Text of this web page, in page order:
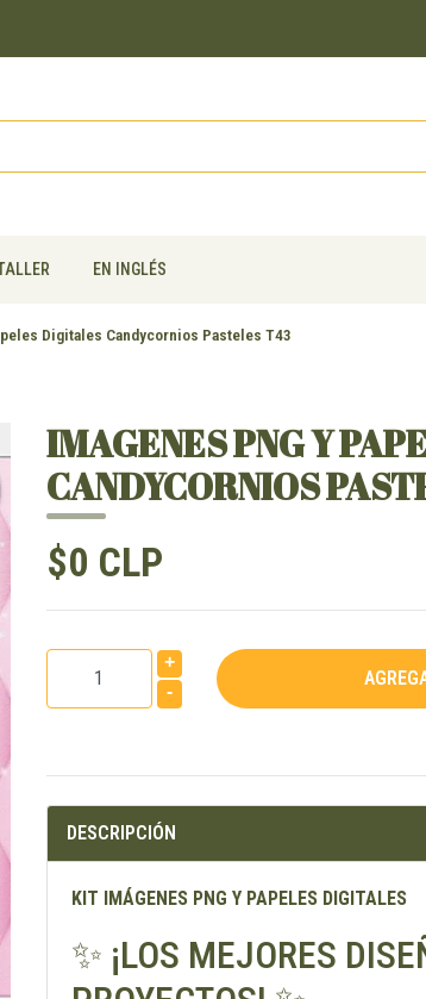
EN INGLÉS
Digitales Candycornios Pasteles T43
IMAGENES PNG Y
CANDYCORNIOS
$0 CLP
+
-
DESCRIPCIÓN
KIT IMÁGENES PNG Y PAPELES DIGITALES
✨ ¡LOS MEJORES